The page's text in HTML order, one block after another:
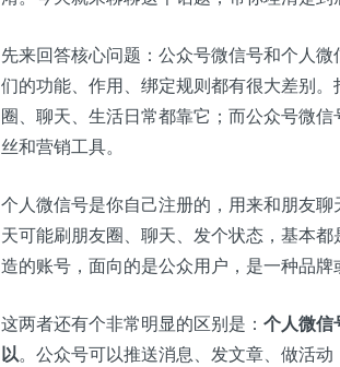
先来回答核心问题：公众号微信号和个人微
们的功能、作用、绑定规则都有很大差别
圈、聊天、生活日常都靠它；而公众号微
丝和营销工具。
个人微信号是你自己注册的，用来和朋友
天可能刷朋友圈、聊天、发个状态，基本
造的账号，面向的是公众用户，是一种品牌
这两者还有个非常明显的区别是： 个人微信
以。公众号可以推送消息、发文章、做活